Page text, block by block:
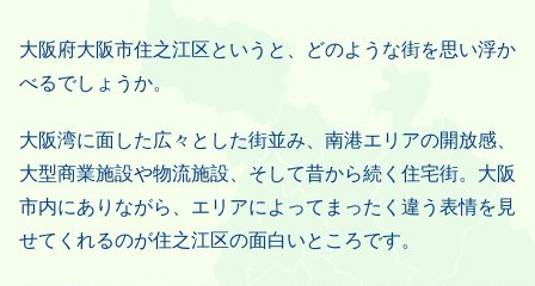
大阪府大阪市住之江区というと、どのような街を思い浮か
べるでしょうか。
大阪湾に面した広々とした街並み、南港エリアの開放感、
大型商業施設や物流施設、そして昔から続く住宅街。大阪
市内にありながら、エリアによってまったく違う表情を見
せてくれるのが住之江区の面白いところです。